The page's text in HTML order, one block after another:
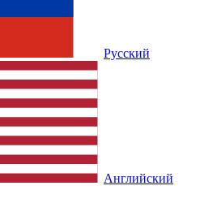
Русский
Английский